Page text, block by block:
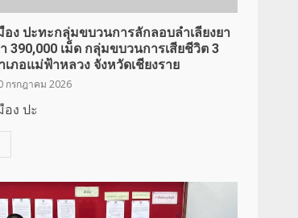
อง ปะทะกลุ่มขบวนการลักลอบลำเลียงยา
390,000 เม็ด กลุ่มขบวนการเสียชีวิต 3
ภอแม่ฟ้าหลวง จังหวัดเชียงราย
กรกฎาคม 2026
อง ปะ